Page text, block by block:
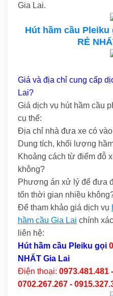
Gia Lai.
Hút hầm cầu Pleiku
RẺ
Giá và địa chỉ cung cấp
Lai?
Giá dịch vụ hút hầm cầu
cụ thể:
Địa chỉ nhà đưa xe có
Dung tích, khối lượng
Khoảng cách từ điểm đỗ
không?
Phương án xử lý để đưa
tốn thời gian nhiều
Để tham khảo giá dịch vụ
hầm cầu Gia Lai chính
liên hệ:
Hút hầm cầu Pleiku gọi
NHẤT Gia Lai
Điện thoại: 0973.481.481
0702.267.267 -